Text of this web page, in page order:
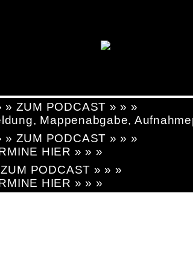
ZUM PODCAST » » »
Mappenabgabe,
ZUM PODCAST » » »
HIER » » »
PODCAST » » »
HIER » » »